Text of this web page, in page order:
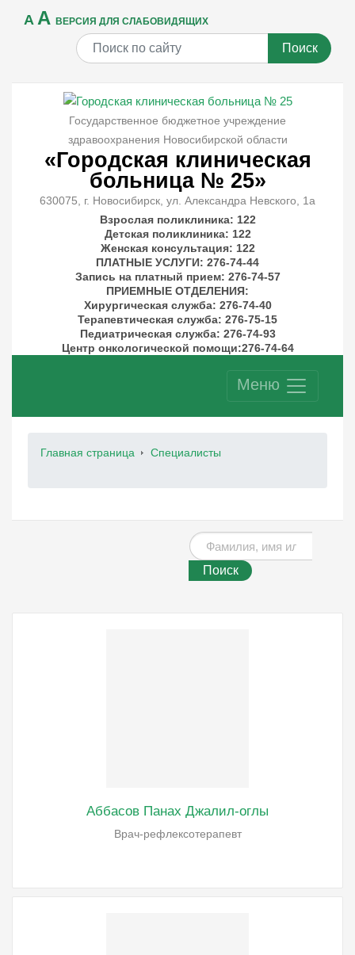
A A ВЕРСИЯ ДЛЯ СЛАБОВИДЯЩИХ
Поиск
Государственное бюджетное учреждение
здравоохранения Новосибирской области
«Городская клиническая
больница № 25»
630075, г. Новосибирск, ул. Александра Невского, 1а
Взрослая поликлиника: 122
Детская поликлиника: 122
Женская консультация: 122
ПЛАТНЫЕ УСЛУГИ: 276-74-44
Запись на платный прием: 276-74-57
ПРИЕМНЫЕ ОТДЕЛЕНИЯ:
Хирургическая служба: 276-74-40
Терапевтическая служба: 276-75-15
Педиатрическая служба: 276-74-93
Центр онкологической помощи:276-74-64
Меню
Главная страница Специалисты
Поиск
Аббасов Панах Джалил-оглы
Врач-рефлексотерапевт